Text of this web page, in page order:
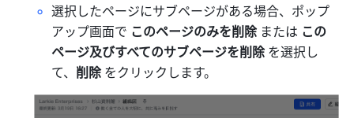
選択したページにサブページがある場合、ポップ
アップ画面で このページのみを削除 または この
ページ及びすべてのサブページを削除 を選択し
て、 削除 をクリックします。